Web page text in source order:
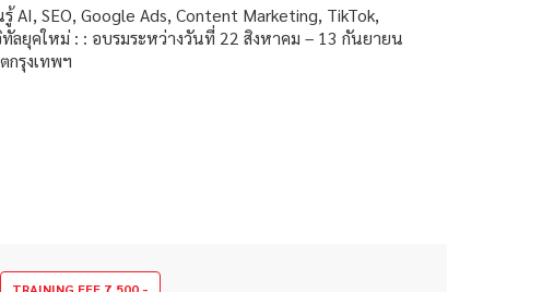
AI, SEO, Google Ads, Content Marketing, TikTok,
ลยุคใหม่ : : อบรมระหว่างวันที่ 22 สิงหาคม – 13 กันยายน
กรุงเทพฯ